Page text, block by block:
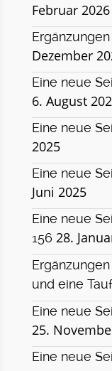
Februar 2026
Dezember
Eine neue
6. August
Eine neue
2025
Eine neue
Juni 2025
Eine neue
156 28.
und eine
Eine neue
25.
Eine neue